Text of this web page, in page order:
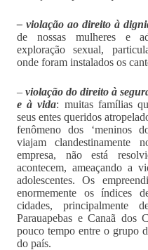
– violação ao direito à
de nossas mulheres e
exploração sexual,
onde foram instalados os
–violação do direito à
e à vida: muitas famílias
seus entes queridos
fenômeno dos ‘meninos
viajam
empresa, não está
acontecem, ameaçando a
adolescentes. Os
enormemente os índices
cidades, principalmente
Parauapebas e Canaã dos
pouco tempo entre o grupo
do país.